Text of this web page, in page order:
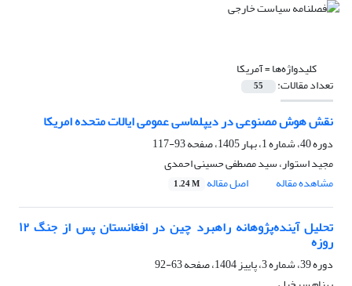
کلیدواژه‌ها =آمریکا
تعداد مقالات: 55
نقش هوش مصنوعی در دیپلماسی عمومی ایالات متحده امریکا
دوره 40، شماره 1، بهار 1405، صفحه
93-117
مجید استوار، سید مصطفی حسینی احمدی
مشاهده مقاله
اصل مقاله 1.24 M
تحلیل آینده‌پژوهانه راهبرد چین در افغانستان پس از جنگ ۱۲
روزه
دوره 39، شماره 3، پاییز 1404، صفحه
63-92